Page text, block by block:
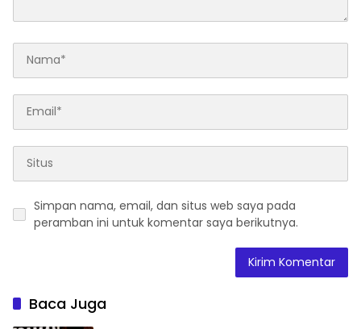
Simpan nama, email, dan situs web saya pada
peramban ini untuk komentar saya berikutnya.
Baca Juga